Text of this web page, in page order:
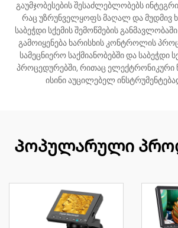
გაუმჯობესების შესაძლებლობებს
რაც უზრუნველყოფს მაღალ და მუდმივ
საბეჭდი სქემის შემოწმების
გამოიყენება ხარისხის კონტროლის
სამეცნიერო საქმიანობებში და საბეჭდი
პროცედურებში, რითაც ელექტრონიკური
ისინი აუცილებელ
Პოპულარული